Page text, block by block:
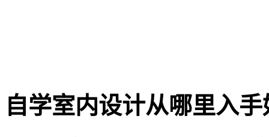
自学室内设计从哪里入手